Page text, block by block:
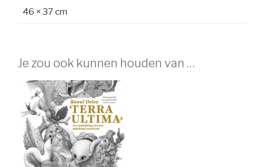
46 × 37 cm
Je zou ook kunnen houden van …